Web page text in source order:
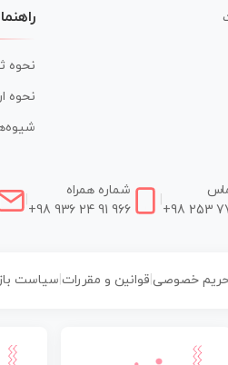
نحوه
نحوه
+98 253
شماره همراه
+98 936 24 91 966
خصوصی| قوانین و مقررات سیاست